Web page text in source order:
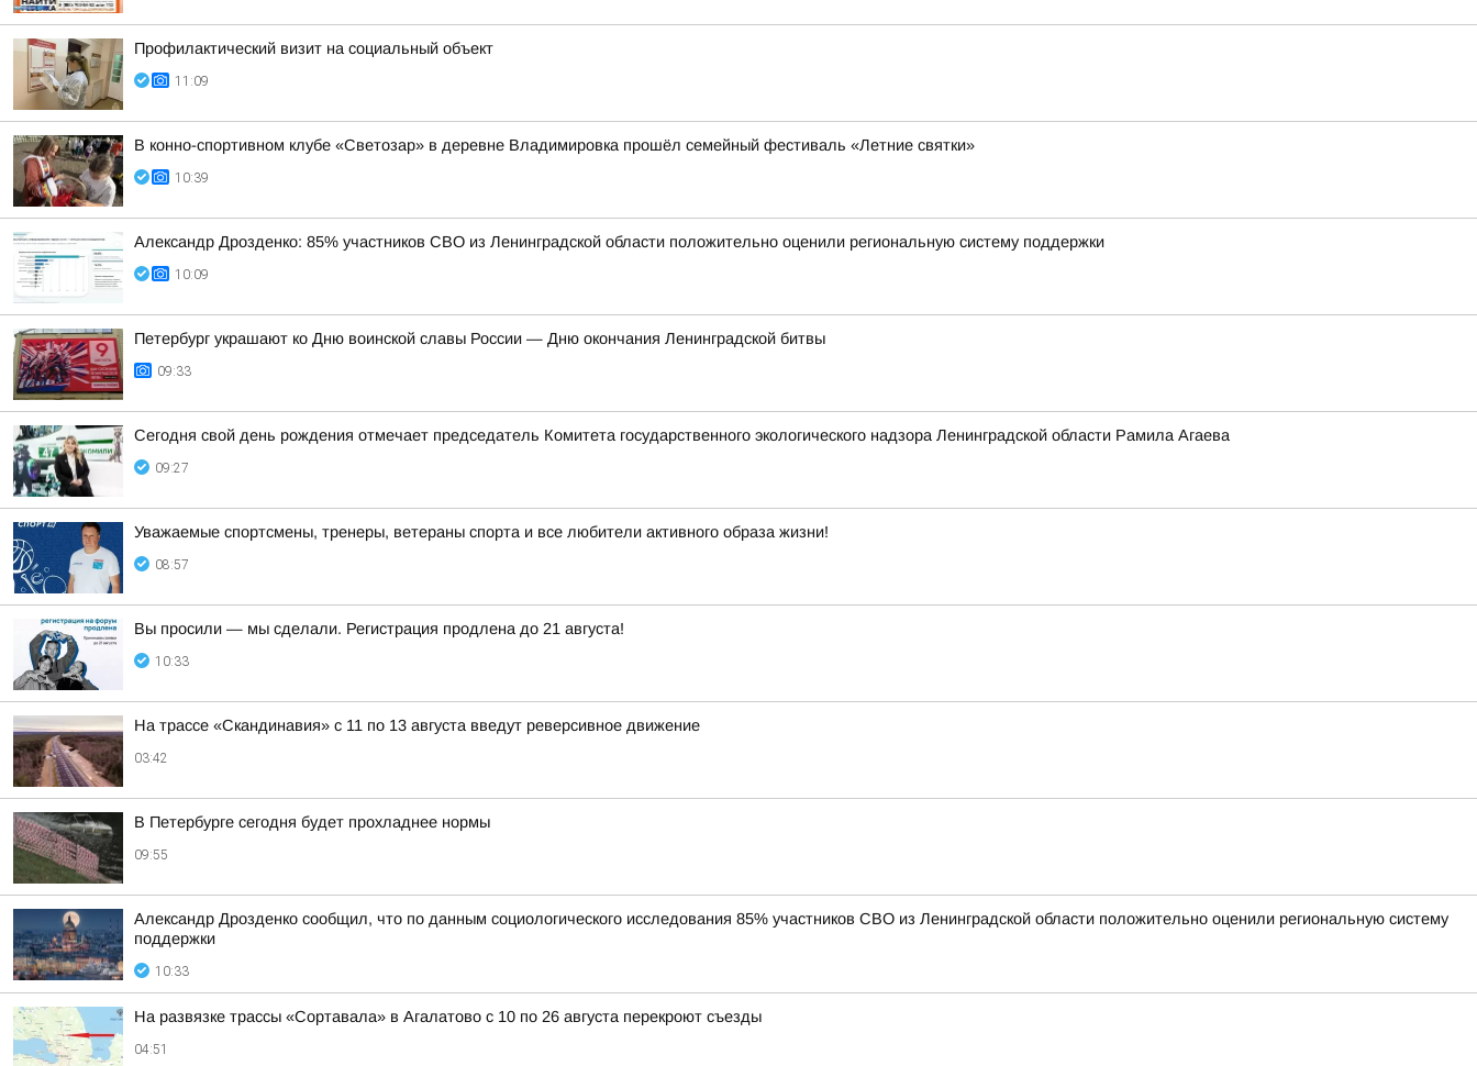
Профилактический визит на социальный объект
11:09
В конно-спортивном клубе «Светозар» в деревне Владимировка прошёл семейный фестиваль «Летние святки»
10:39
Александр Дрозденко: 85% участников СВО из Ленинградской области положительно оценили региональную систему поддержки
10:09
Петербург украшают ко Дню воинской славы России — Дню окончания Ленинградской битвы
09:33
Сегодня свой день рождения отмечает председатель Комитета государственного экологического надзора Ленинградской области Рамила Агаева
09:27
Уважаемые спортсмены, тренеры, ветераны спорта и все любители активного образа жизни!
08:57
Вы просили — мы сделали. Регистрация продлена до 21 августа!
10:33
На трассе «Скандинавия» с 11 по 13 августа введут реверсивное движение
03:42
В Петербурге сегодня будет прохладнее нормы
09:55
Александр Дрозденко сообщил, что по данным социологического исследования 85% участников СВО из Ленинградской области положительно оценили региональную систему
поддержки
10:33
На развязке трассы «Сортавала» в Агалатово с 10 по 26 августа перекроют съезды
04:51